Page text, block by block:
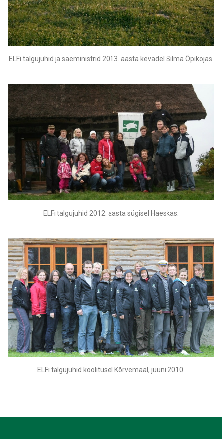
ELFi talgujuhid ja saeministrid 2013. aasta kevadel Silma Õpikojas.
ELFi talgujuhid 2012. aasta sügisel Haeskas.
ELFi talgujuhid koolitusel Kõrvemaal, juuni 2010.